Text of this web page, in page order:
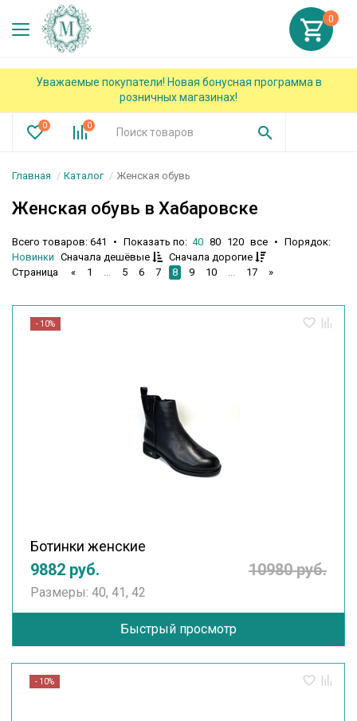
Уважаемые покупатели! Новая бонусная программа в
розничных магазинах!
0 0
0
Главная Каталог Женская обувь
Женская обувь в Хабаровске
Всего товаров: 641 • Показать по: 40 80 120 все • Порядок:
Новинки Сначала дешёвые
Сначала дорогие
Страница
« 1 5 6 7 8 9 10 17 »
- 10%
Ботинки женские
9882 руб. 10980 руб.
Размеры: 40, 41, 42
Быстрый просмотр
- 10%